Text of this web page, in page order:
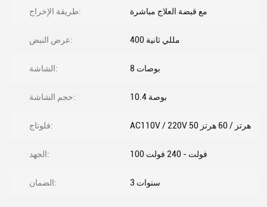
طريقة الإخراج: مع قبضة العلاج مباشرة
عرض النبض: 400 مللي ثانية
الشاشة: 8 بوصات
حجم الشاشة: 10.4 بوصة
فلوتاج: AC110V / 220V 50 هرتز / 60 هرتز
الجهد: 100 فولت - 240 فولت
الضمان: 3 سنوات